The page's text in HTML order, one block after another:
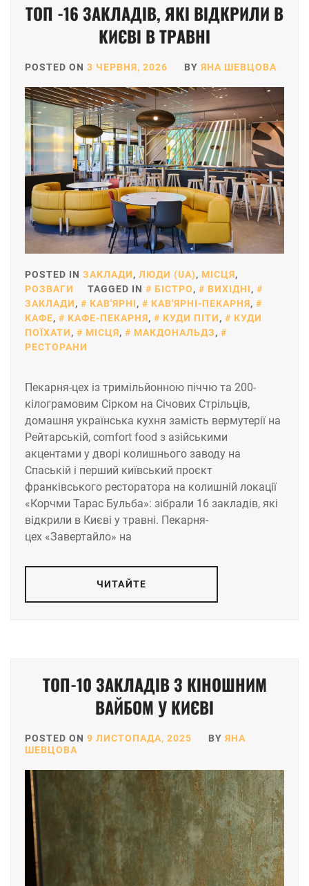
ТОП -16 ЗАКЛАДІВ, ЯКІ ВІДКРИЛИ В
КИЄВІ В ТРАВНІ
POSTED ON 3 ЧЕРВНЯ, 2026 BY ЯНА ШЕВЦОВА
POSTED IN ЗАКЛАДИ, ЛЮДИ (UA), МІСЦЯ,
РОЗВАГИ
TAGGED IN БІСТРО, ВИХІДНІ,
ЗАКЛАДИ, КАВ'ЯРНІ, КАВ'ЯРНІ-ПЕКАРНЯ,
КАФЕ, КАФЕ-ПЕКАРНЯ, КУДИ ПІТИ,
КУДИ
ПОЇХАТИ, МІСЦЯ, МАКДОНАЛЬДЗ,
РЕСТОРАНИ
Пекарня-цех із тримільйонною піччю та 200-
кілограмовим Сірком на Січових Стрільців,
домашня українська кухня замість вермутерії на
Рейтарській, comfort food з азійськими
акцентами у дворі колишнього заводу на
Спаській і перший київський проєкт
франківського ресторатора на колишній локації
«Корчми Тарас Бульба»: зібрали 16 закладів, які
відкрили в Києві у травні. Пекарня-
цех «Завертайло» на
ЧИТАЙТЕ
ТОП-10 ЗАКЛАДІВ З КІНОШНИМ
ВАЙБОМ У КИЄВІ
POSTED ON 9 ЛИСТОПАДА, 2025 BY ЯНА
ШЕВЦОВА